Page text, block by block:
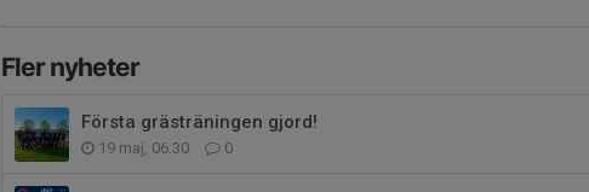
Fler nyheter
Första grästräningen gjord!
19 maj, 06:30 0